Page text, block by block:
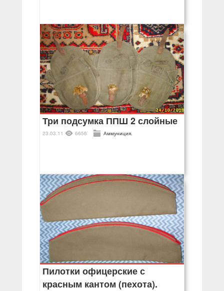
Три подсумка ППШ 2 слойные
23.03.11 6656 Аммуниция.
Пилотки офицерские с
красным кантом (пехота).